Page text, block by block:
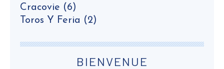
Cracovie (6)
Toros Y Feria (2)
BIENVENUE